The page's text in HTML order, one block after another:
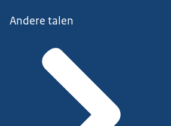
Andere talen